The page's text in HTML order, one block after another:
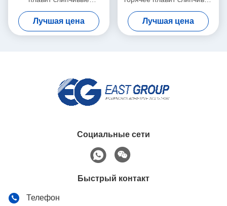
прозрачные белые
лепешки зерна
Лучшая цена
ЕВА горячее плавит клей
для Bookbinding
Лучшая цена
Социальные сети
Быстрый контакт
Телефон